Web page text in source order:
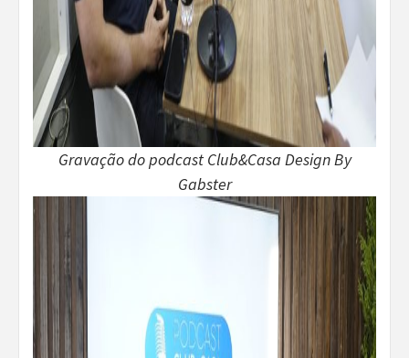
Gravação do podcast Club&Casa Design By
Gabster